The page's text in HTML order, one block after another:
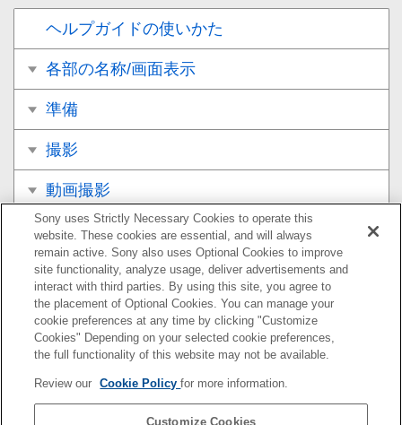
ヘルプガイドの使いかた
各部の名称/画面表示
準備
撮影
動画撮影
再生
カメラのカスタマイズ
ネットワーク機能を使う
パソコンでできること
MENU一覧
Sony uses Strictly Necessary Cookies to operate this
website. These cookies are essential, and will always
remain active. Sony also uses Optional Cookies to improve
site functionality, analyze usage, deliver advertisements and
interact with third parties. By using this site, you agree to
the placement of Optional Cookies. You can manage your
cookie preferences at any time by clicking "Customize
Cookies" Depending on your selected cookie preferences,
the full functionality of this website may not be available.
Review our Cookie Policyfor more information.
Customize Cookies